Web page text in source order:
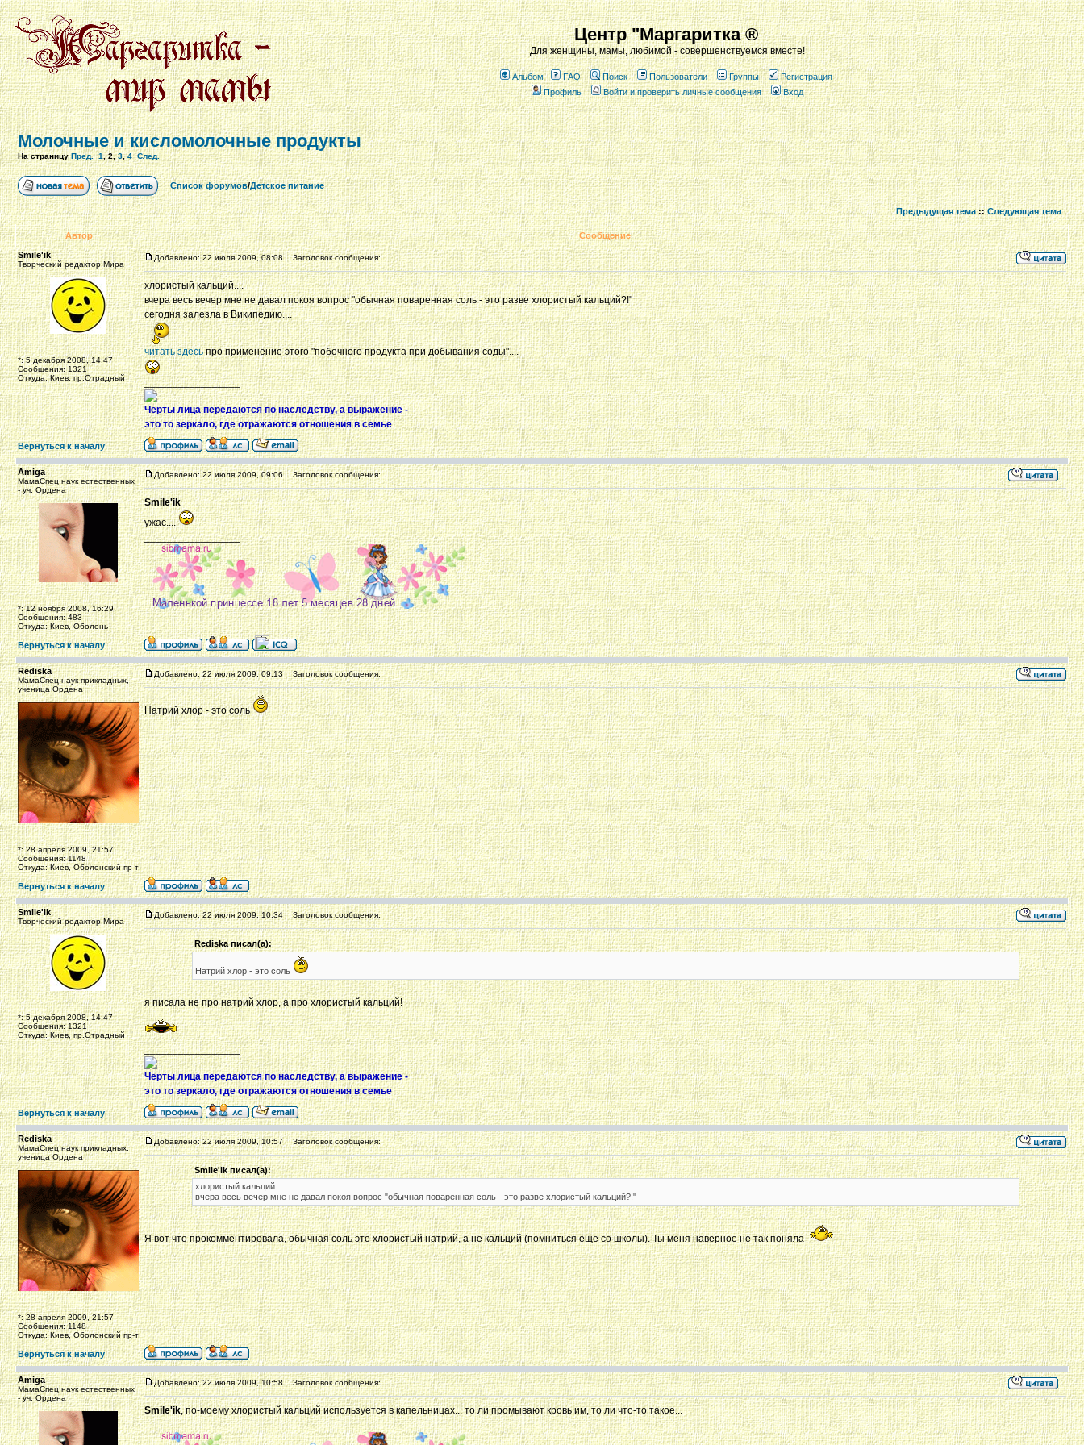
Центр "Маргаритка ®
Для женщины, мамы, любимой - совершенствуемся вместе!
Альбом FAQ Поиск Пользователи Группы
Регистрация
Профиль
Войти и проверить личные сообщения Вход
Молочные и кисломолочные продукты
На страницуПред. 1,2,3,4 След.
Список форумов/Детское питание
Предыдущая тема::Следующая тема
Автор
Сообщение
Smile'ik
Творческий редактор Мира
*: 5 декабря 2008, 14:47
Сообщения: 1321
Откуда: Киев, пр.Отрадный
Добавлено: 22 июля 2009, 08:08 Заголовок сообщения:
хлористый кальций....
вчера весь вечер мне не давал покоя вопрос "обычная поваренная соль - это разве хлористый кальций?!"
сегодня залезла в Википедию....
читать здесьпро применение этого "побочного продукта при добывания соды"....
_________________
Черты лица передаются по наследству, а выражение -
это то зеркало, где отражаются отношения в семье
Вернуться к началу
Amiga
МамаСпец наук естественных
- уч. Ордена
*: 12 ноября 2008, 16:29
Сообщения: 483
Откуда: Киев, Оболонь
Добавлено: 22 июля 2009, 09:06 Заголовок сообщения:
Smile'ik
ужас....
_________________
Вернуться к началу
Rediska
МамаСпец наук прикладных,
ученица Ордена
*: 28 апреля 2009, 21:57
Сообщения: 1148
Откуда: Киев, Оболонский пр-т
Добавлено: 22 июля 2009, 09:13 Заголовок сообщения:
Натрий хлор - это соль
Вернуться к началу
Smile'ik
Творческий редактор Мира
*: 5 декабря 2008, 14:47
Сообщения: 1321
Откуда: Киев, пр.Отрадный
Добавлено: 22 июля 2009, 10:34 Заголовок сообщения:
Rediska писал(а):
Натрий хлор - это соль
я писала не про натрий хлор, а про хлористый кальций!
_________________
Черты лица передаются по наследству, а выражение -
это то зеркало, где отражаются отношения в семье
Вернуться к началу
Rediska
МамаСпец наук прикладных,
ученица Ордена
*: 28 апреля 2009, 21:57
Сообщения: 1148
Откуда: Киев, Оболонский пр-т
Добавлено: 22 июля 2009, 10:57 Заголовок сообщения:
Smile'ik писал(а):
хлористый кальций....
вчера весь вечер мне не давал покоя вопрос "обычная поваренная соль - это разве хлористый кальций?!"
Я вот что прокомментировала, обычная соль это хлористый натрий, а не кальций (помниться еще со школы). Ты меня наверное не так поняла
Вернуться к началу
Amiga
МамаСпец наук естественных
- уч. Ордена
Добавлено: 22 июля 2009, 10:58 Заголовок сообщения:
Smile'ik, по-моему хлористый кальций используется в капельницах... то ли промывают кровь им, то ли что-то такое...
_________________